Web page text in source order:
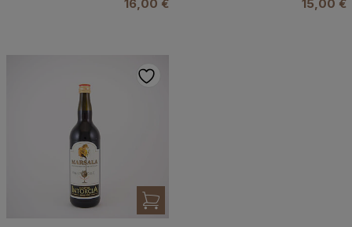
16,00 € 15,00 €